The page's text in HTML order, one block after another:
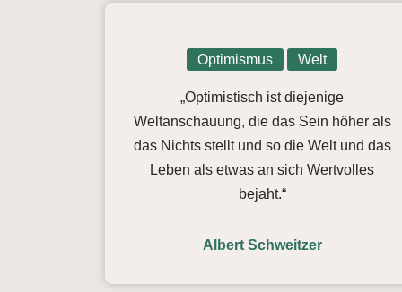
Optimismus Welt
„Optimistisch ist diejenige
Weltanschauung, die das Sein höher als
das Nichts stellt und so die Welt und das
Leben als etwas an sich Wertvolles
bejaht.“
Albert Schweitzer